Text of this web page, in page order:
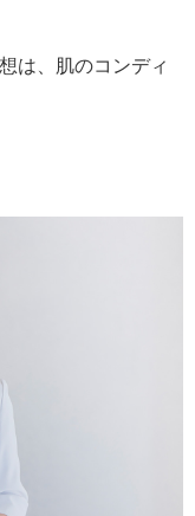
は、肌のコンディ